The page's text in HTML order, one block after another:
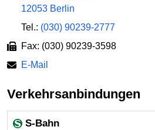
12053 Berlin
Tel.: (030) 90239-2777
Fax: (030) 90239-3598
E-Mail
Verkehrsanbindungen
S-Bahn